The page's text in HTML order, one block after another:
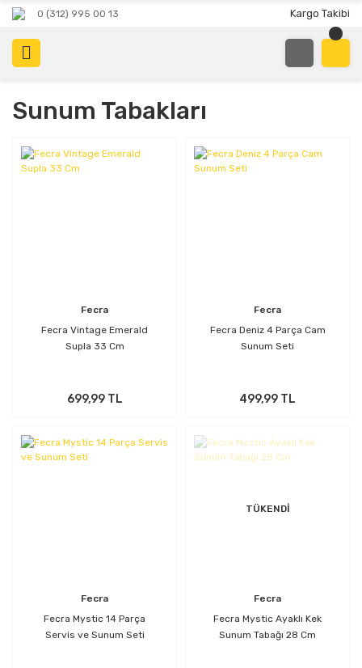
0 (312) 995 00 13 Kargo Takibi
Sunum Tabakları
Fecra
Fecra Vintage Emerald
Supla 33 Cm
699,99 TL
Fecra
Fecra Deniz 4 Parça Cam
Sunum Seti
499,99 TL
Fecra
Fecra Mystic 14 Parça
Servis ve Sunum Seti
TÜKENDİ
Fecra
Fecra Mystic Ayaklı Kek
Sunum Tabağı 28 Cm